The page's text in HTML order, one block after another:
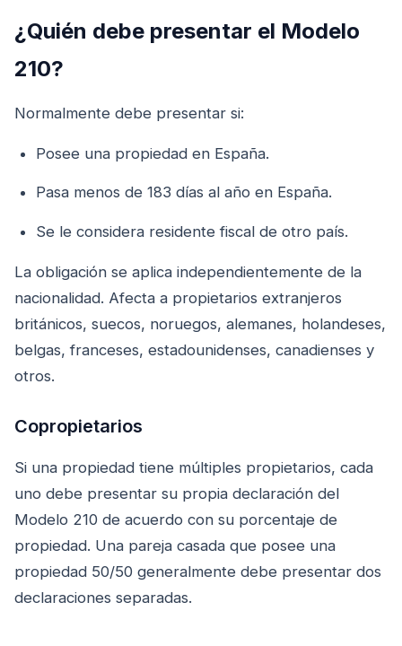
¿Quién debe presentar el Modelo
210?
Normalmente debe presentar si:
Posee una propiedad en España.
Pasa menos de 183 días al año en España.
Se le considera residente fiscal de otro país.
La obligación se aplica independientemente de la
nacionalidad. Afecta a propietarios extranjeros
británicos, suecos, noruegos, alemanes, holandeses,
belgas, franceses, estadounidenses, canadienses y
otros.
Copropietarios
Si una propiedad tiene múltiples propietarios, cada
uno debe presentar su propia declaración del
Modelo 210 de acuerdo con su porcentaje de
propiedad. Una pareja casada que posee una
propiedad 50/50 generalmente debe presentar dos
declaraciones separadas.